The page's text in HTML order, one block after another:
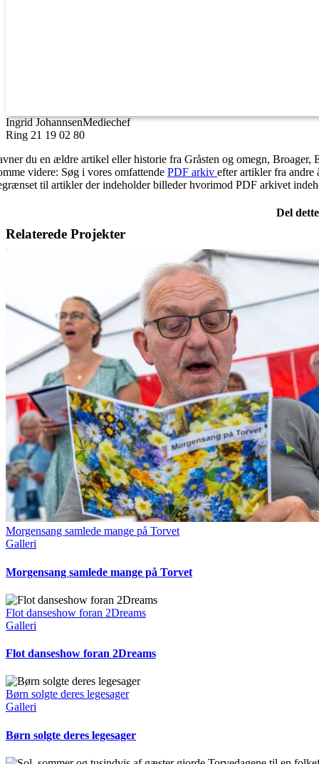
Ingrid JohannsenMediechef
Ring 21 19 02 80
du en ældre artikel eller historie fra Gråsten og omegn,
videre: Søg i vores omfattende PDF arkiv efter artikler fra
til artikler der indeholder billeder hvorimod PDF arkivet
Del
Facebook
X
LinkedIn
E-
Relaterede Projekter
Morgensang samlede mange på Torvet
Galleri
Morgensang samlede mange på Torvet
Flot danseshow foran 2Dreams
Galleri
Flot danseshow foran 2Dreams
Børn solgte deres legesager
Galleri
Børn solgte deres legesager